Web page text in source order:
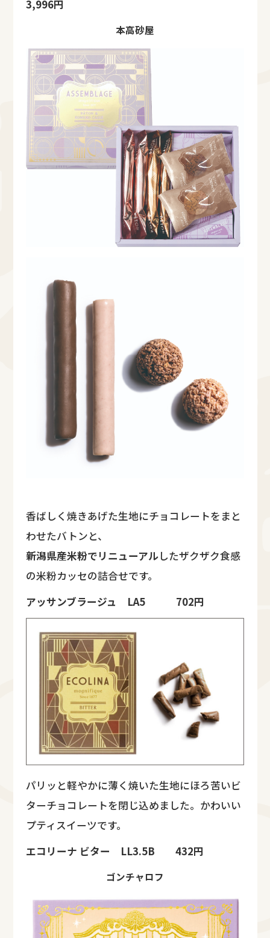
3,996円
本高砂屋
香ばしく焼きあげた生地にチョコレートをまと
わせたバトンと、
新潟県産米粉でリニューアルしたザクザク食感
の米粉カッセの詰合せです。
アッサンブラージュ LA5 702円
パリッと軽やかに薄く焼いた生地にほろ苦いビ
ターチョコレートを閉じ込めました。かわいい
プティスイーツです。
エコリーナ ビター LL3.5B 432円
ゴンチャロフ